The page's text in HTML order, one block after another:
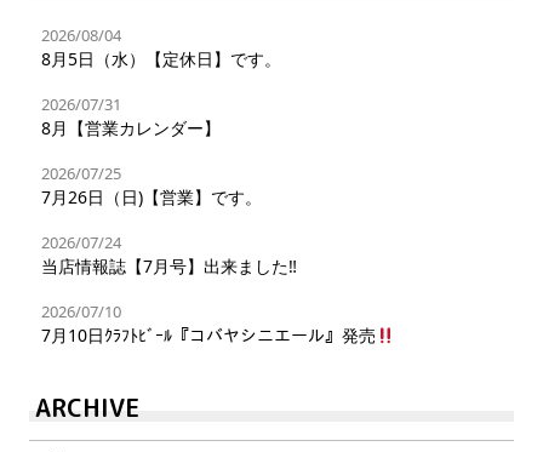
2026/08/04
8月5日（水）【定休日】です。
2026/07/31
8月【営業カレンダー】
2026/07/25
7月26日（日)【営業】です。
2026/07/24
当店情報誌【7月号】出来ました‼︎
2026/07/10
7月10日ｸﾗﾌﾄﾋﾞｰﾙ『コバヤシニエール』発売
ARCHIVE